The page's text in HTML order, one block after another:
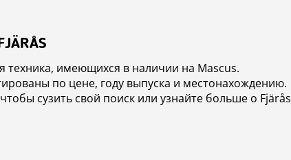
имеющихся в наличии на Mascus.
по цене, году выпуска и местонахождению.
сузить свой поиск или узнайте больше о Fjärås